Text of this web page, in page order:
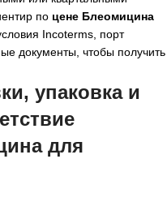
по цене Блеомицина
Incoterms, порт
документы, чтобы получить
упаковка и
для